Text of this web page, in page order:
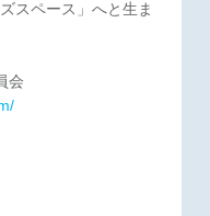
スペース」へと生ま
会